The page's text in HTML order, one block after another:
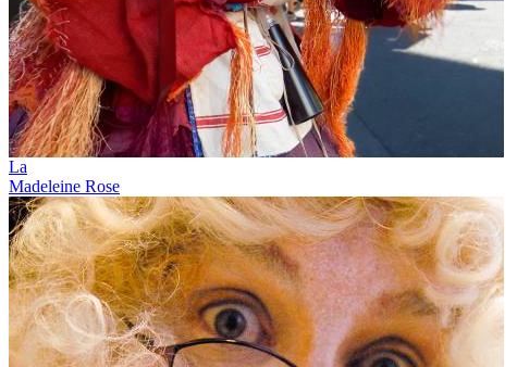
La
Madeleine Rose